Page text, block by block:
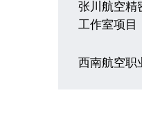
张川航空精
工作室项目
西南航空职